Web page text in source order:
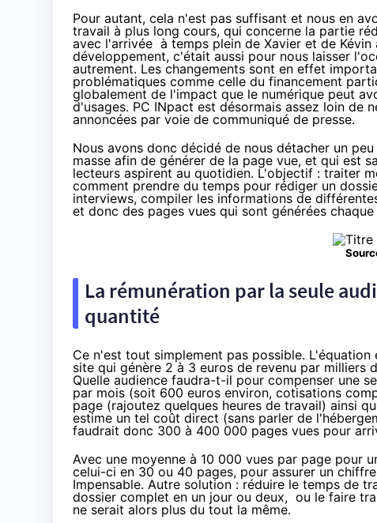
Pour autant, cela n'est pas suffisant et nous en
travail à plus long cours, qui concerne la partie
avec l'arrivée à temps plein de Xavier et de
développement, c'était aussi pour nous laisser
autrement. Les changements sont en effet
problématiques comme celle du financement
globalement de l'impact que le numérique peut
d'usages. PC INpact est désormais assez loin de
annoncées par voie de communiqué de presse.
Nous avons donc décidé de nous détacher un
masse afin de générer de la page vue, et qui est
lecteurs aspirent au quotidien. L'objectif : traiter
comment prendre du temps pour rédiger un
interviews, compiler les informations de
et donc des pages vues qui sont générées
La rémunération par la seule
quantité
Ce n'est tout simplement pas possible.
site qui génère 2 à 3 euros de revenu par milliers
Quelle audience faudra-t-il pour compenser une
par mois (soit 600 euros environ, cotisations
page (rajoutez quelques heures de travail) ainsi
estime un tel coût direct (sans parler de
faudrait donc 300 à 400 000 pages vues pour
Avec une moyenne à 10 000 vues par page pour
celui-ci en 30 ou 40 pages, pour assurer un
Impensable. Autre solution : réduire le temps de
dossier complet en un jour ou deux, ou le faire
ne serait alors plus du tout la même.